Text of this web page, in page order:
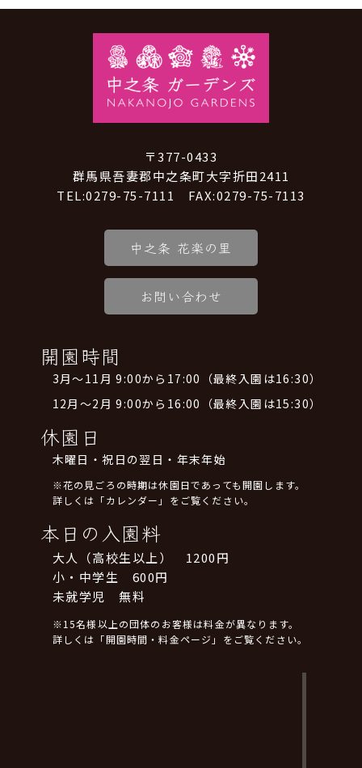
〒377-0433
群馬県吾妻郡中之条町大字折田2411
TEL:0279-75-7111 FAX:0279-75-7113
中之条 花楽の里
お問い合わせ
開園時間
3月～11月 9:00から17:00（最終入園は16:30）
12月～2月 9:00から16:00（最終入園は15:30）
休園日
木曜日・祝日の翌日・年末年始
※花の見ごろの時期は休園日であっても開園します。
詳しくは「カレンダー」をご覧ください。
本日の入園料
大人（高校生以上） 1200円
小・中学生 600円
未就学児 無料
※15名様以上の団体のお客様は料金が異なります。
詳しくは「開園時間・料金ページ」をご覧ください。